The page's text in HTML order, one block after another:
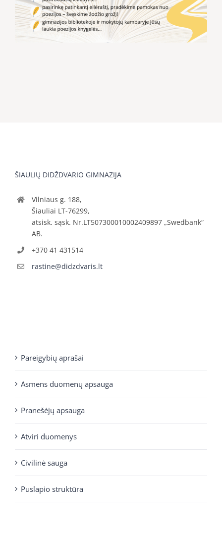
ŠIAULIŲ DIDŽDVARIO GIMNAZIJA
Vilniaus g. 188,
Šiauliai LT-76299,
atsisk. sąsk. Nr.LT507300010002409897 „Swedbank“
AB.
+370 41 431514
rastine@didzdvaris.lt
Pareigybių aprašai
Asmens duomenų apsauga
Pranešėjų apsauga
Atviri duomenys
Civilinė sauga
Puslapio struktūra